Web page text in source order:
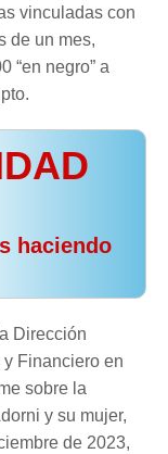
vinculadas con
de un mes,
“en negro” a
haciendo
Dirección
Financiero en
sobre la
y su mujer,
de 2023,